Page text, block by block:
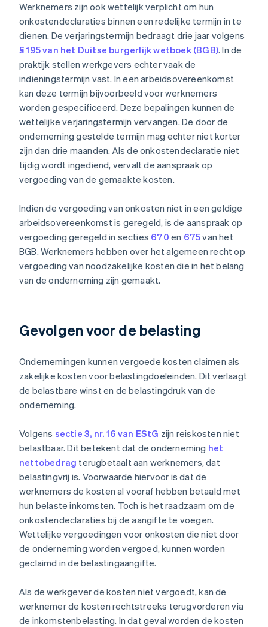
Werknemers zijn ook wettelijk verplicht om hun
onkostendeclaraties binnen een redelijke termijn in te
dienen. De verjaringstermijn bedraagt drie jaar volgens
§ 195 van het Duitse burgerlijk wetboek (BGB). In de
praktijk stellen werkgevers echter vaak de
indieningstermijn vast. In een arbeidsovereenkomst
kan deze termijn bijvoorbeeld voor werknemers
worden gespecificeerd. Deze bepalingen kunnen de
wettelijke verjaringstermijn vervangen. De door de
onderneming gestelde termijn mag echter niet korter
zijn dan drie maanden. Als de onkostendeclaratie niet
tijdig wordt ingediend, vervalt de aanspraak op
vergoeding van de gemaakte kosten.
Indien de vergoeding van onkosten niet in een geldige
arbeidsovereenkomst is geregeld, is de aanspraak op
vergoeding geregeld in secties 670 en 675van het
BGB. Werknemers hebben over het algemeen recht op
vergoeding van noodzakelijke kosten die in het belang
van de onderneming zijn gemaakt.
Gevolgen voor de belasting
Ondernemingen kunnen vergoede kosten claimen als
zakelijke kosten voor belastingdoeleinden. Dit verlaagt
de belastbare winst en de belastingdruk van de
onderneming.
Volgens sectie 3, nr. 16 van EStG zijn reiskosten niet
belastbaar. Dit betekent dat de onderneming het
nettobedrag terugbetaalt aan werknemers, dat
belastingvrij is. Voorwaarde hiervoor is dat de
werknemers de kosten al vooraf hebben betaald met
hun belaste inkomsten. Toch is het raadzaam om de
onkostendeclaraties bij de aangifte te voegen.
Wettelijke vergoedingen voor onkosten die niet door
de onderneming worden vergoed, kunnen worden
geclaimd in de belastingaangifte.
Als de werkgever de kosten niet vergoedt, kan de
werknemer de kosten rechtstreeks terugvorderen via
de inkomstenbelasting. In dat geval worden de kosten